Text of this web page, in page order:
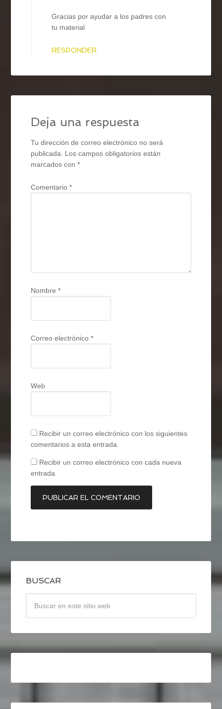
Gracias por ayudar a los padres con
tu material
RESPONDER
Deja una respuesta
Tu dirección de correo electrónico no será
publicada. Los campos obligatorios están
marcados con*
Comentario*
Nombre*
Correo electrónico*
Web
Recibir un correo electrónico con los siguientes
comentarios a esta entrada.
Recibir un correo electrónico con cada nueva
entrada.
BUSCAR